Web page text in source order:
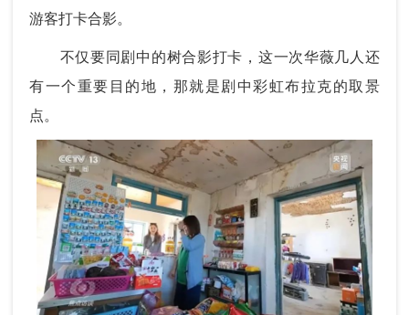
游客打卡合影。
不仅要同剧中的树合影打卡，这一次华薇几人还
有一个重要目的地，那就是剧中彩虹布拉克的取景
点。